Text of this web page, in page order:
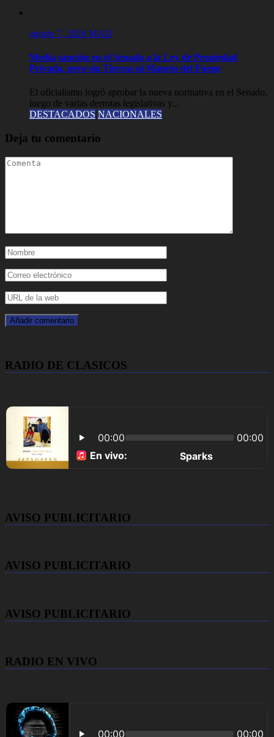
agosto 7, 2026 MAD
Media sanción en el Senado a la Ley de Propiedad
Privada, pero sin Tierras ni Manejo del Fuego
El oficialismo logró aprobar la nueva normativa en el Senado,
luego de varias derrotas legislativas y...
DESTACADOS NACIONALES
Deja tu comentario
RADIO DE CLASICOS
AVISO PUBLICITARIO
AVISO PUBLICITARIO
AVISO PUBLICITARIO
RADIO EN VIVO